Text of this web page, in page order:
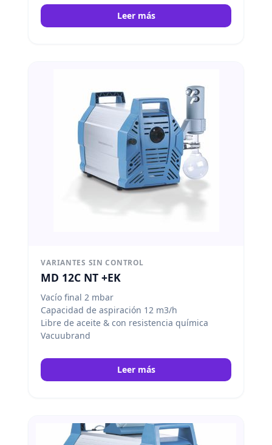
Leer más
VARIANTES SIN CONTROL
MD 12C NT +EK
Vacío final 2 mbar
Capacidad de aspiración 12 m3/h
Libre de aceite & con resistencia química
Vacuubrand
Leer más